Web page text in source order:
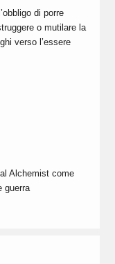
di porre
o mutilare la
verso l’essere
Alchemist come
guerra